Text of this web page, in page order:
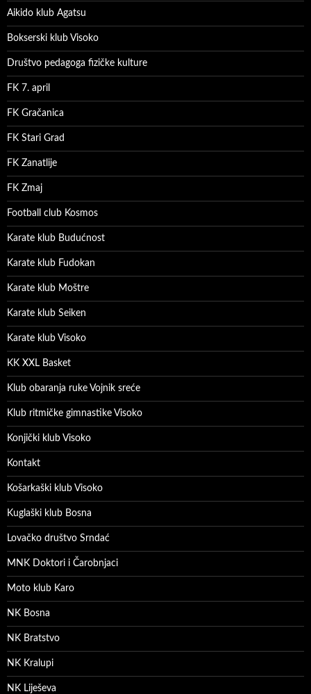
Aikido klub Agatsu
Bokserski klub Visoko
Društvo pedagoga fizičke kulture
FK 7. april
FK Gračanica
FK Stari Grad
FK Zanatlije
FK Zmaj
Football club Kosmos
Karate klub Budućnost
Karate klub Fudokan
Karate klub Moštre
Karate klub Seiken
Karate klub Visoko
KK XXL Basket
Klub obaranja ruke Vojnik sreće
Klub ritmičke gimnastike Visoko
Konjički klub Visoko
Kontakt
Košarkaški klub Visoko
Kuglaški klub Bosna
Lovačko društvo Srndać
MNK Doktori i Čarobnjaci
Moto klub Karo
NK Bosna
NK Bratstvo
NK Kralupi
NK Liješeva